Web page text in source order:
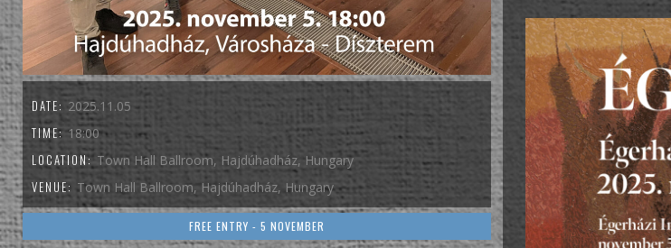
DATE: 2025.11.05
TIME: 18:00
LOCATION: Town Hall Ballroom, Hajdúhadház, Hungary
VENUE: Town Hall Ballroom, Hajdúhadház, Hungary
FREE ENTRY - 5 NOVEMBER